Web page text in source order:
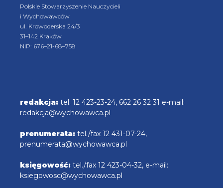
Polskie Stowarzyszenie Nauczycieli
i Wychowawców
ul. Krowoderska 24/3
31–142 Kraków
NIP: 676–21-68–758
redakcja: tel. 12 423-23-24, 662 26 32 31 e-mail:
redakcja@wychowawca.pl
prenumerata: tel./fax 12 431-07-24,
prenumerata@wychowawca.pl
księgowość: tel./fax 12 423-04-32, e-mail:
ksiegowosc@wychowawca.pl